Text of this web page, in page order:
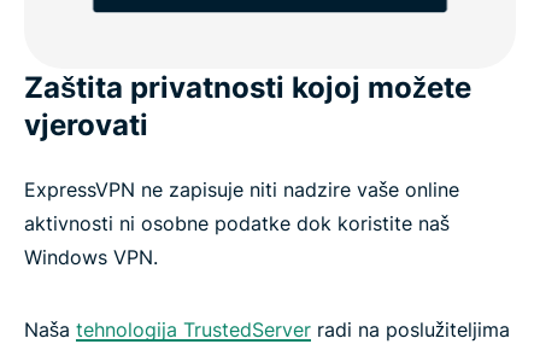
Zaštita privatnosti kojoj možete
vjerovati
ExpressVPN ne zapisuje niti nadzire vaše online
aktivnosti ni osobne podatke dok koristite naš
Windows VPN.
Naša tehnologija TrustedServer radi na poslužiteljima